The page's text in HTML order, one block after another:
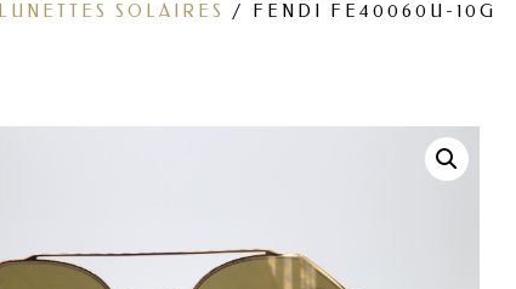
LUNETTES SOLAIRES / FENDI FE40060U-10G